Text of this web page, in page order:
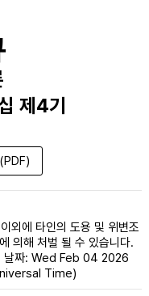
제4기
외에 타인의 도용 및 위변조
의해 처벌 될 수 있습니다.
날짜: Wed Feb 04 2026
Time)